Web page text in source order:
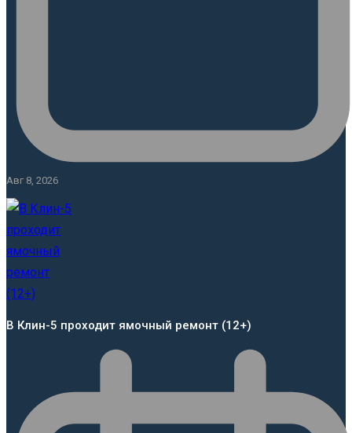
Авг 8, 2026
В Клин-5 проходит ямочный ремонт (12+)